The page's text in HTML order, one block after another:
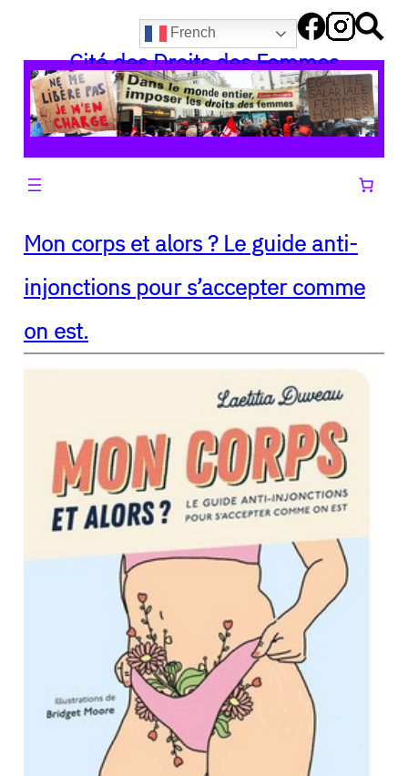
contenu
French
Cité des Droits des Femmes
Mon corps et alors ? Le guide anti-
injonctions pour s’accepter comme
on est.